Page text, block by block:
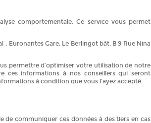
comportementale. Ce service vous permet
: Euronantes Gare, Le Berlingot bât. B 9 Rue Nina
permettre d’optimiser votre utilisation de notre
ces informations à nos conseillers qui seront
à condition que vous l’ayez accepté.
de communiquer ces données à des tiers en cas